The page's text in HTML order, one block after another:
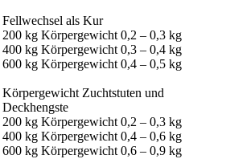
Fellwechsel als Kur
200 kg Körpergewicht 0,2 – 0,3 kg
400 kg Körpergewicht 0,3 – 0,4 kg
600 kg Körpergewicht 0,4 – 0,5 kg
Körpergewicht Zuchtstuten und
Deckhengste
200 kg Körpergewicht 0,2 – 0,3 kg
400 kg Körpergewicht 0,4 – 0,6 kg
600 kg Körpergewicht 0,6 – 0,9 kg